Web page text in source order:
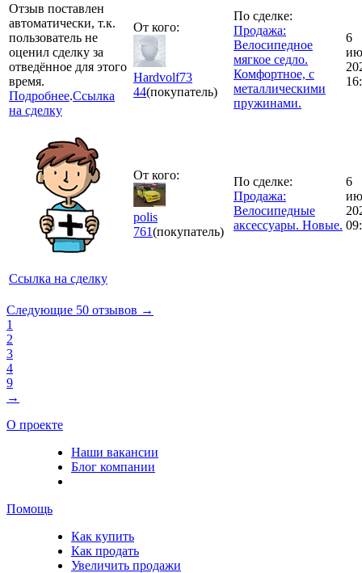
Отзыв поставлен
автоматически, т.к.
пользователь не
оценил сделку за
отведённое для этого
время.
Подробнее.Ссылка
на сделку
От кого:
Hardvolf73
44(покупатель)
По сделке:
Продажа:
Велосипедное
мягкое седло.
Комфортное, с
металлическими
пружинами.
6
Ссылка на сделку
От кого:
polis
761(покупатель)
По сделке:
Продажа:
Велосипедные
аксессуары. Новые.
6
Следующие 50 отзывов →
1
2
3
4
9
→
О проекте
Наши вакансии
Блог компании
Помощь
Как купить
Как продать
Увеличить продажи